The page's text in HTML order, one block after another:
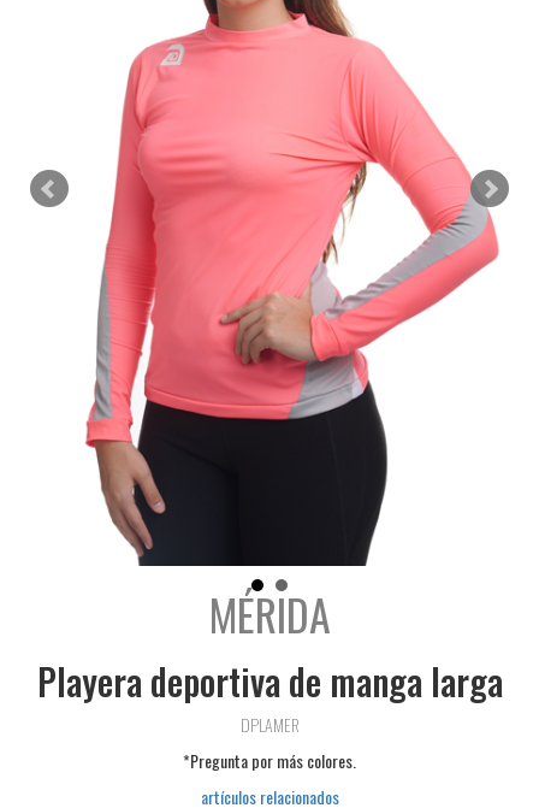
MÉRIDA
Playera deportiva de manga larga
DPLAMER
*Pregunta por más colores.
artículos relacionados